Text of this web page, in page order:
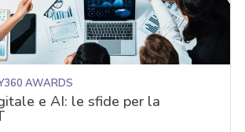
AWARDS
e AI: le sfide per la